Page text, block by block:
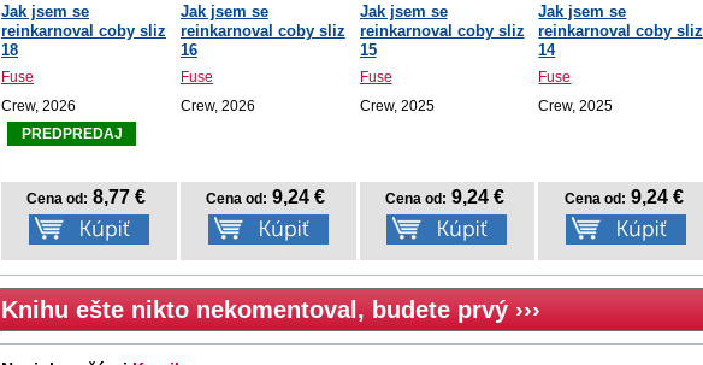
Jak jsem se
reinkarnoval coby sliz
18
Fuse
Crew, 2026
PREDPREDAJ
Cena od: 8,77 €
Jak jsem se
reinkarnoval coby sliz
16
Fuse
Crew, 2026
Cena od: 9,24 €
Jak jsem se
reinkarnoval coby sliz
15
Fuse
Crew, 2025
Cena od: 9,24 €
Jak jsem se
reinkarnoval coby sliz
14
Fuse
Crew, 2025
Cena od: 9,24 €
Knihu ešte nikto nekomentoval, budete prvý ›››